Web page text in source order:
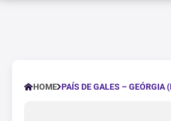
HOME PAÍS DE GALES – GEÓRGIA